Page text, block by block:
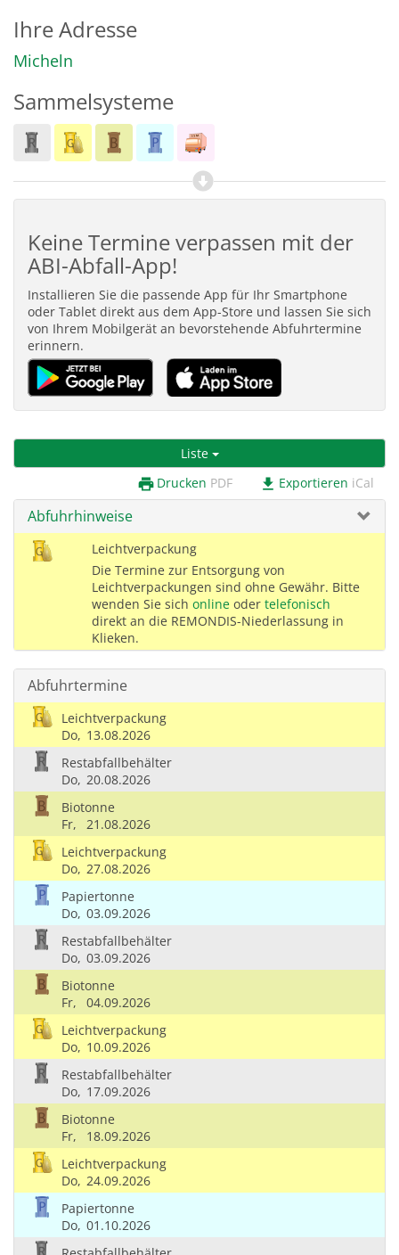
Ihre Adresse
Micheln
Sammelsysteme
Keine Termine verpassen mit der
ABI-Abfall-App!
Installieren Sie die passende App für Ihr Smartphone
oder Tablet direkt aus dem App-Store und lassen Sie sich
von Ihrem Mobilgerät an bevorstehende Abfuhrtermine
erinnern.
Liste
print Drucken PDF download Exportieren iCal
Abfuhrhinweise
Leichtverpackung
Die Termine zur Entsorgung von
Leichtverpackungen sind ohne Gewähr. Bitte
wenden Sie sich online oder telefonisch
direkt an die REMONDIS-Niederlassung in
Klieken.
Abfuhrtermine
Leichtverpackung
Do, 13.08.2026
Restabfallbehälter
Do, 20.08.2026
Biotonne
Fr,
21.08.2026
Leichtverpackung
Do, 27.08.2026
Papiertonne
Do, 03.09.2026
Restabfallbehälter
Do, 03.09.2026
Biotonne
Fr,
04.09.2026
Leichtverpackung
Do, 10.09.2026
Restabfallbehälter
Do, 17.09.2026
Biotonne
Fr,
18.09.2026
Leichtverpackung
Do, 24.09.2026
Papiertonne
Do, 01.10.2026